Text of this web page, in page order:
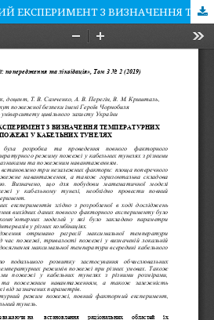
ПОВНИЙ ФАКТОРНИЙ ЕКСПЕРИМЕНТ З ВИЗНАЧЕННЯ ТЕМПЕРАТУРНИХ РЕЖИМІВ ПОЖЕЖІ У КАБЕЛЬНИХ ТУНЕЛЯХ